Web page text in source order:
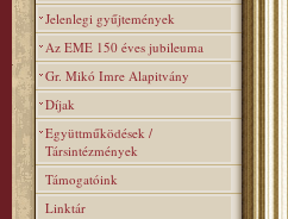
Jelenlegi gyűjtemények
Az EME 150 éves jubileuma
Gr. Mikó Imre Alapitvány
Díjak
Együttműködések /
Társintézmények
Támogatóink
Linktár